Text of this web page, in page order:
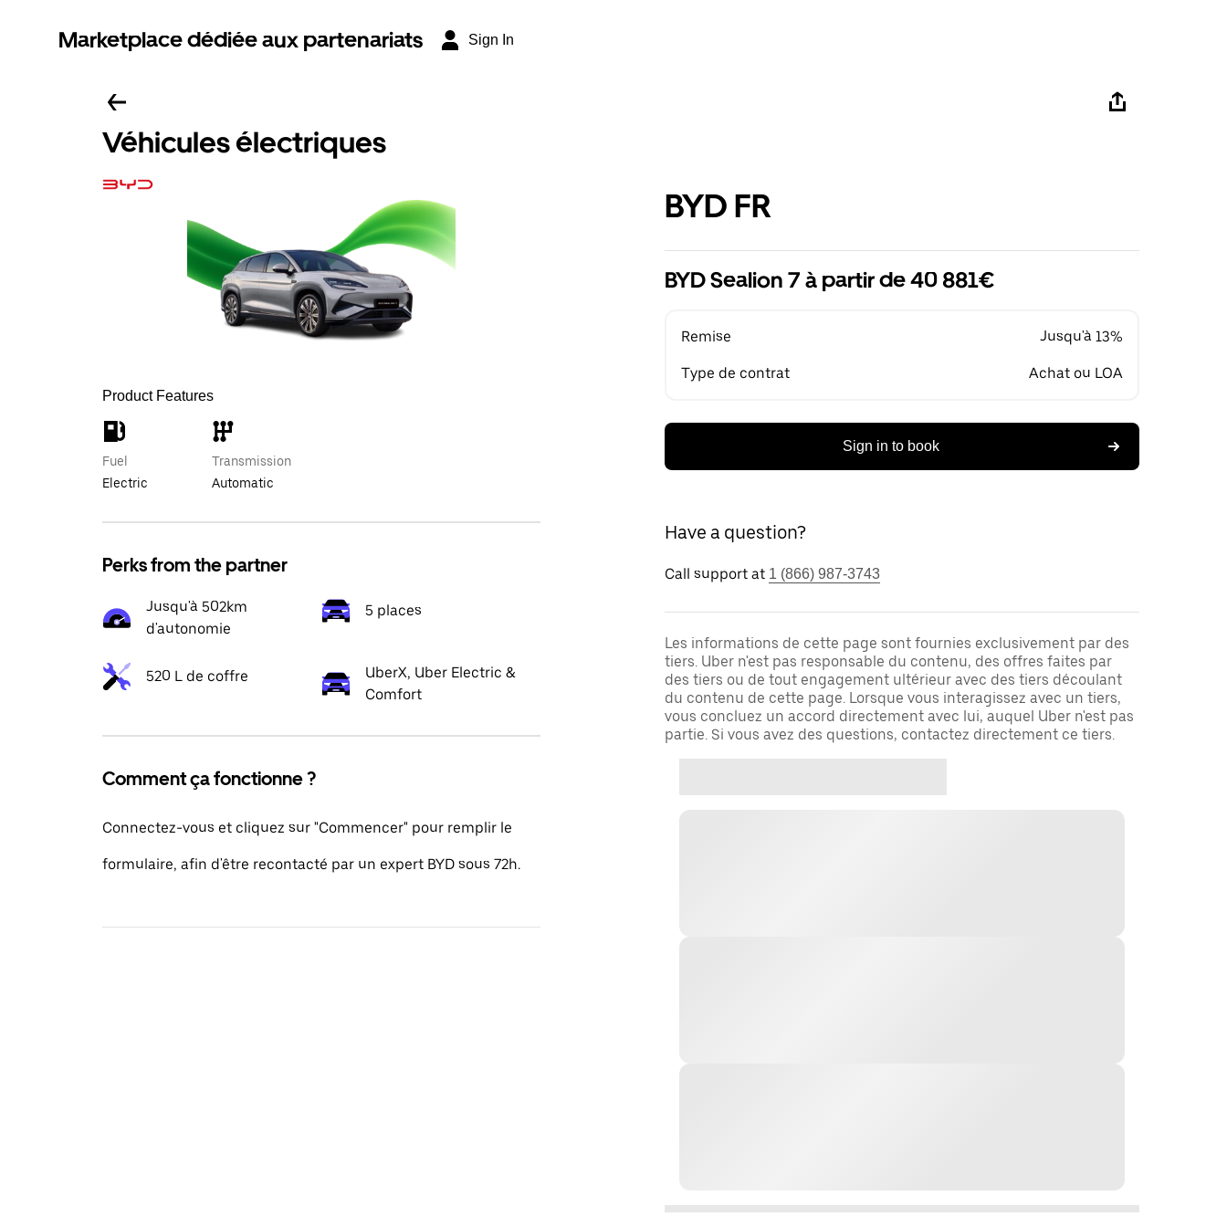
Marketplace dédiée aux partenariats Sign In
Véhicules électriques
Product Features
Fuel
Electric
Transmission
Automatic
Perks from the partner
Jusqu'à 502km
d'autonomie
5 places
520 L de coffre
UberX, Uber Electric &
Comfort
Comment ça fonctionne ?
Connectez-vous et cliquez sur "Commencer" pour remplir le
formulaire, afin d'être recontacté par un expert BYD sous 72h.
BYD FR
BYD Sealion 7 à partir de 40 881€
Remise Jusqu'à 13%
Type de contrat Achat ou LOA
Sign in to book
Have a question?
Call support at 1 (866) 987-3743
Les informations de cette page sont fournies exclusivement par des
tiers. Uber n'est pas responsable du contenu, des offres faites par
des tiers ou de tout engagement ultérieur avec des tiers découlant
du contenu de cette page. Lorsque vous interagissez avec un tiers,
vous concluez un accord directement avec lui, auquel Uber n'est pas
partie. Si vous avez des questions, contactez directement ce tiers.